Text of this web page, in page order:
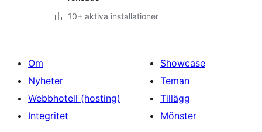
10+ aktiva installationer
Om
Nyheter
Webbhotell (hosting)
Integritet
Showcase
Teman
Tillägg
Mönster